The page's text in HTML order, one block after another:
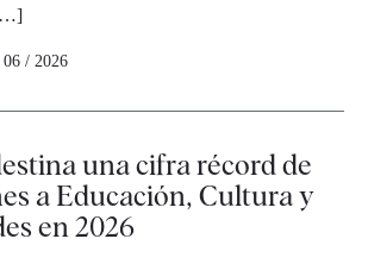
/ 2026
una cifra récord de
a Educación, Cultura y
en 2026